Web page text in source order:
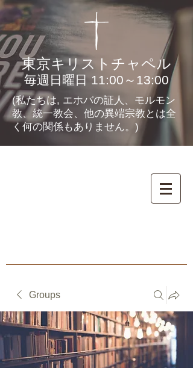
東京キリストチャペル
毎週日曜日 11:00～13:00
(私たちは, エホバの証人、モルモン
教、統一教会、他の異端宗教とは全
く何の関係もありません。)
Groups